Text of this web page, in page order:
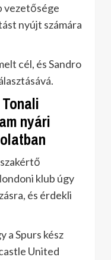
vezetősége
nyújt számára
cél, és Sandro
nyári
klub úgy
és érdekli
a Spurs kész
United